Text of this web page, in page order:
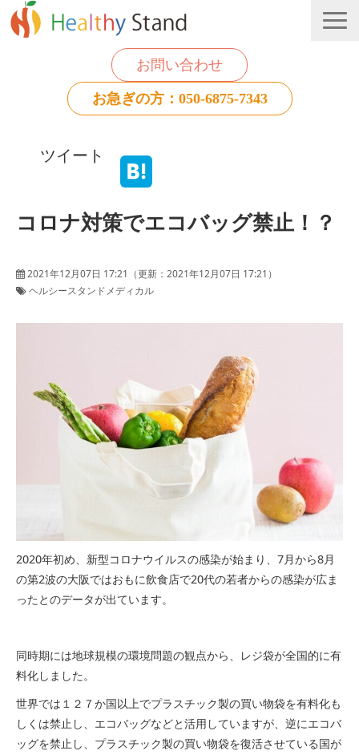
お問い合わせ
お急ぎの方：050-6875-7343
個人のお客様
ツイート
コロナ対策でエコバッグ禁止！？
2021年12月07日 17:21 （更新： 2021年12月07日 17:21 ）
ヘルシースタンドメディカル
2020年初め、新型コロナウイルスの感染が始まり、7月から8月
の第2波の大阪ではおもに飲食店で20代の若者からの感染が広ま
ったとのデータが出ています。
同時期には地球規模の環境問題の観点から、レジ袋が全国的に有
料化しました。
世界では１２７か国以上でプラスチック製の買い物袋を有料化も
しくは禁止し、エコバッグなどと活用していますが、逆にエコバ
ッグを禁止し、プラスチック製の買い物袋を復活させている国が